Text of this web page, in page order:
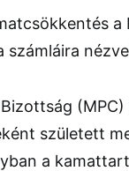
született
a